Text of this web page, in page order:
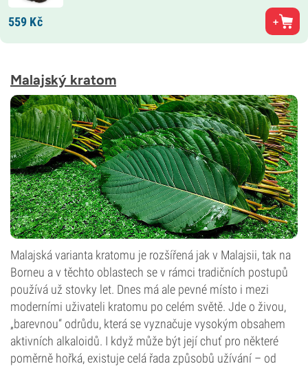
559 Kč
Malajský kratom
Malajská varianta kratomu je rozšířená jak v Malajsii, tak na
Borneu a v těchto oblastech se v rámci tradičních postupů
používá už stovky let. Dnes má ale pevné místo i mezi
moderními uživateli kratomu po celém světě. Jde o živou,
„barevnou“ odrůdu, která se vyznačuje vysokým obsahem
aktivních alkaloidů. I když může být její chuť pro některé
poměrně hořká, existuje celá řada způsobů užívání – od